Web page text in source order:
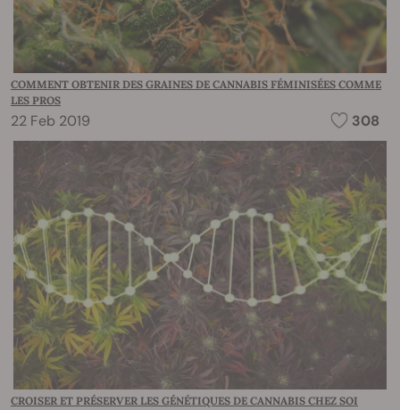
COMMENT OBTENIR DES GRAINES DE CANNABIS FÉMINISÉES COMME
LES PROS
22 Feb 2019 308
CROISER ET PRÉSERVER LES GÉNÉTIQUES DE CANNABIS CHEZ SOI